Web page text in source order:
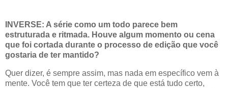
INVERSE: A série como um todo parece bem
estruturada e ritmada. Houve algum momento ou cena
que foi cortada durante o processo de edição que você
gostaria de ter mantido?
Quer dizer, é sempre assim, mas nada em específico vem à
mente. Você tem que ter certeza de que está tudo certo,